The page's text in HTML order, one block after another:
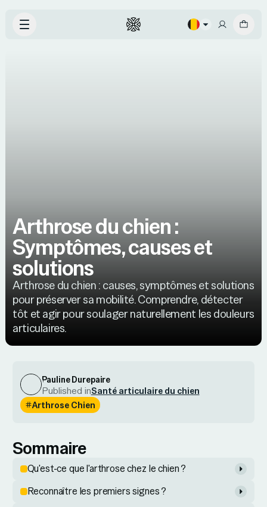
Arthrose du chien :
Symptômes, causes et
solutions
Arthrose du chien : causes, symptômes et solutions
pour préserver sa mobilité. Comprendre, détecter
tôt et agir pour soulager naturellement les douleurs
articulaires.
Pauline Durepaire
Published inSanté articulaire du chien
Arthrose Chien
Sommaire
Qu'est-ce que l'arthrose chez le chien ?
Reconnaître les premiers signes ?